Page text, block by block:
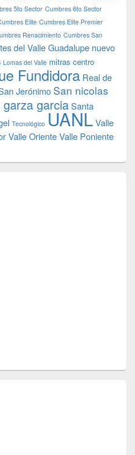
5to Sector Cumbres 6to Sector
Elite Cumbres Elite Premier
Renacimiento Cumbres San
del ValleGuadalupe nuevo
Lomas del Valle mitras centro
Fundidora Real de
Jerónimo San nicolas
garciaSanta
Tecnológico UANLValle
Valle OrienteValle Poniente